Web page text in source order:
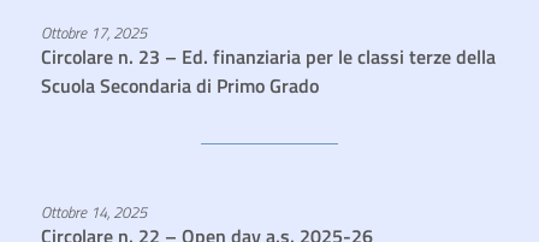
Ottobre 17, 2025
Circolare n. 23 – Ed. finanziaria per le classi terze della
Scuola Secondaria di Primo Grado
Ottobre 14, 2025
Circolare n. 22 – Open day a.s. 2025-26